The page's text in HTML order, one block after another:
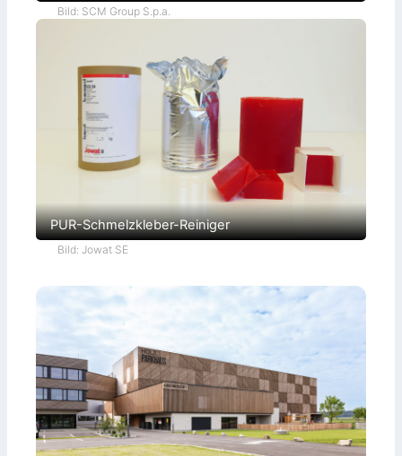
Bild: SCM Group S.p.a.
PUR-Schmelzkleber-Reiniger
Bild: Jowat SE